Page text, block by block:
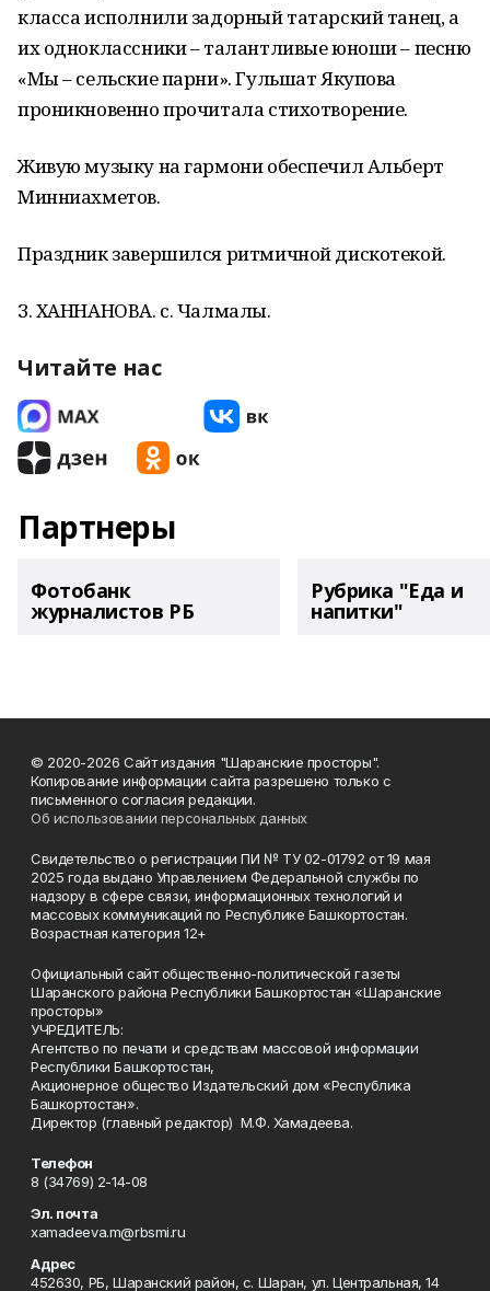
класса исполнили задорный татарский танец, а
их одноклассники – талантливые юноши – песню
«Мы – сельские парни». Гульшат Якупова
проникновенно прочитала стихотворение.
Живую музыку на гармони обеспечил Альберт
Минниахметов.
Праздник завершился ритмичной дискотекой.
З. ХАННАНОВА. с. Чалмалы.
Читайте нас
Партнеры
Фотобанк
журналистов РБ
Рубрика "Еда и
напитки"
© 2020-2026 Сайт издания "Шаранские просторы".
Копирование информации сайта разрешено только с
письменного согласия редакции.
Об использовании персональных данных
Свидетельство о регистрации ПИ № ТУ 02-01792 от 19 мая
2025 года выдано Управлением Федеральной службы по
надзору в сфере связи, информационных технологий и
массовых коммуникаций по Республике Башкортостан.
Возрастная категория 12+
Официальный сайт общественно-политической газеты
Шаранского района Республики Башкортостан «Шаранские
просторы»
УЧРЕДИТЕЛЬ:
Агентство по печати и средствам массовой информации
Республики Башкортостан,
Акционерное общество Издательский дом «Республика
Башкортостан».
Директор (главный редактор) М.Ф. Хамадеева.
Телефон
8 (34769) 2-14-08
Эл. почта
xamadeeva.m@rbsmi.ru
Адрес
452630, РБ, Шаранский район, с. Шаран, ул. Центральная, 14